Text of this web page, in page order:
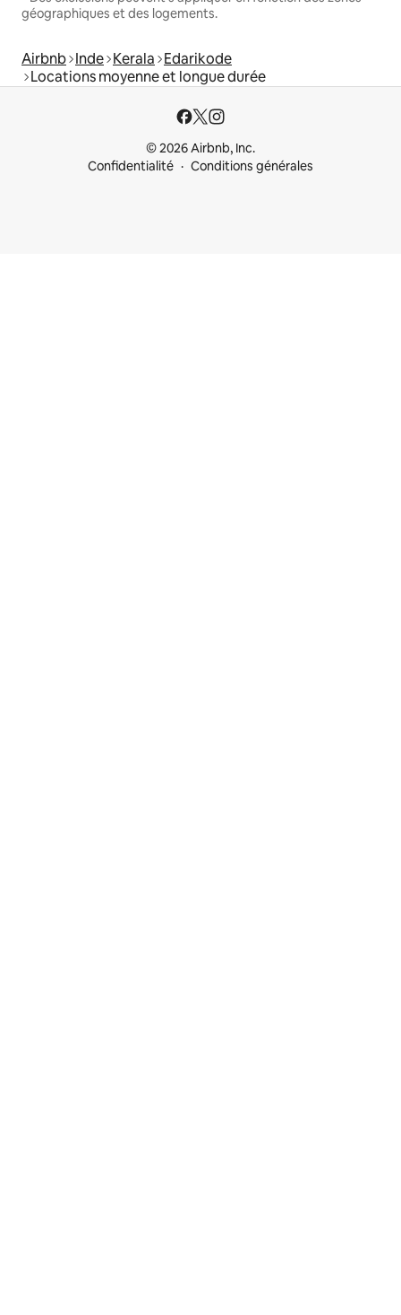
géographiques et des logements.
Airbnb Inde Kerala Edarikode
Locations moyenne et longue durée
© 2026 Airbnb, Inc.
Confidentialité
Conditions générales